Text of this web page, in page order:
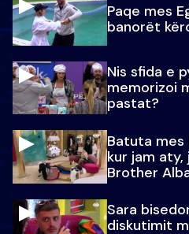
Paqe mes
banorët
Nis sfida e
memorizoi
pastat?
Batuta mes
kur jam aty,
Brother
Sara
diskutimit